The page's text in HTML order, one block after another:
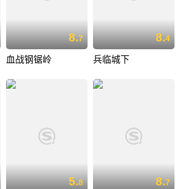
8.7
血战钢锯岭
8.4
兵临城下
5.8 8.7